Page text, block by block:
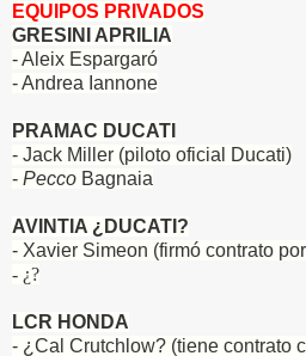
EQUIPOS PRIVADOS
GRESINI APRILIA
- Aleix Espargaró
- Andrea Iannone
PRAMAC DUCATI
- Jack Miller (piloto oficial Ducati)
- Pecco Bagnaia
AVINTIA ¿DUCATI?
- Xavier Simeon (firmó contrato
- ¿?
LCR HONDA
- ¿Cal Crutchlow? (tiene contrato